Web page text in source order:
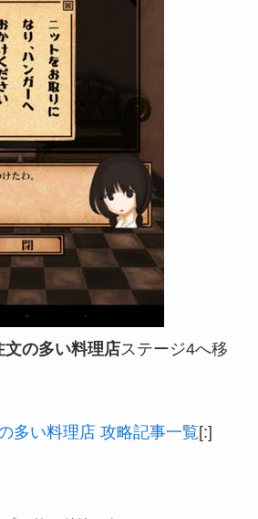
の多い料理店ステージ4へ移
多い料理店 攻略記事一覧[:]